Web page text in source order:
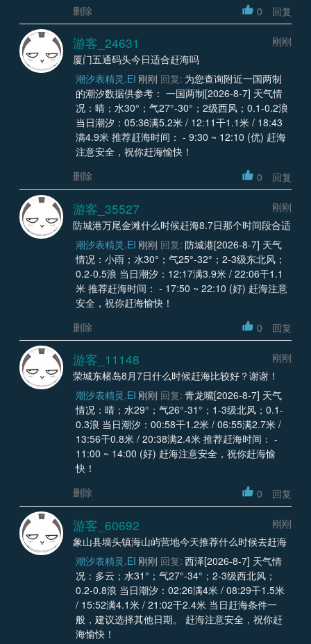
删除
0 回复
游客_24631
刚刚
厦门五通码头今日适合赶海吗
潮汐表精灵.EI 刚刚 回复: 为您查询附近一国两制
的潮汐数据供参考： 一国两制[2026-8-7] 天气情
况：晴；水30°；气27°-30°；2级西风；0.1-0.2浪
当日潮汐：05:36满5.2米 / 12:11干1.1米 / 18:43
满4.9米 推荐赶海时间： - 9:30 ~ 12:10 (优) 赶海
注意安全，祝你赶海愉快！
删除
0 回复
游客_35527
刚刚
防城港万尾金滩什么时候赶海8.7日那个时间段合适
潮汐表精灵.EI 刚刚 回复: 防城港[2026-8-7] 天气
情况：小雨；水30°；气25°-32°；2-3级东北风；
0.2-0.5浪 当日潮汐：12:17满3.9米 / 22:06干1.1
米 推荐赶海时间： - 17:50 ~ 22:10 (好) 赶海注意
安全，祝你赶海愉快！
删除
0 回复
游客_11148
刚刚
荣城东楮岛8月7日什么时候赶海比较好？谢谢！
潮汐表精灵.EI 刚刚 回复: 青龙嘴[2026-8-7] 天气
情况：晴；水29°；气26°-31°；1-3级北风；0.1-
0.3浪 当日潮汐：00:58干1.2米 / 06:55满2.7米 /
13:56干0.8米 / 20:38满2.4米 推荐赶海时间： -
11:00 ~ 14:00 (好) 赶海注意安全，祝你赶海愉
快！
删除
0 回复
游客_60692
刚刚
象山县墙头镇海山屿营地今天推荐什么时候去赶海
潮汐表精灵.EI 刚刚 回复: 西泽[2026-8-7] 天气情
况：多云；水31°；气27°-34°；2-3级西北风；
0.2-0.8浪 当日潮汐：02:26满4米 / 08:29干1.5米
/ 15:52满4.1米 / 21:02干2.4米 当日赶海条件一
般，建议选择其他日期。 赶海注意安全，祝你赶
海愉快！